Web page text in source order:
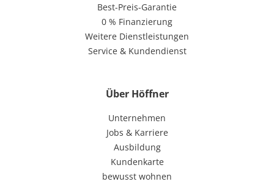
Best-Preis-Garantie
0 % Finanzierung
Weitere Dienstleistungen
Service & Kundendienst
Über Höffner
Unternehmen
Jobs & Karriere
Ausbildung
Kundenkarte
bewusst wohnen